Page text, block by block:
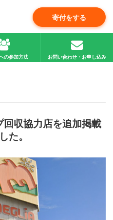
寄付をする
の参加方法 お問い合わせ・お申し込み
収協力店を追加掲載
た。